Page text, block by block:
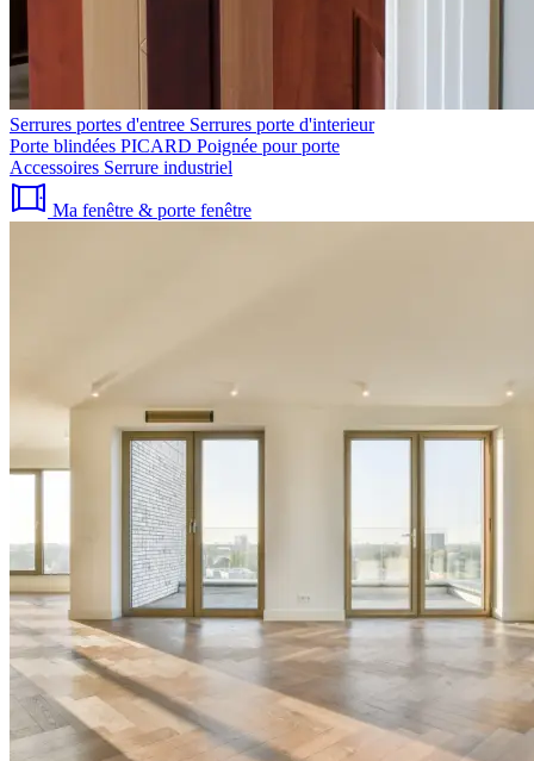
Serrures portes d'entree Serrures porte d'interieur
Porte blindées PICARD Poignée pour porte
Accessoires Serrure industriel
Ma fenêtre & porte fenêtre